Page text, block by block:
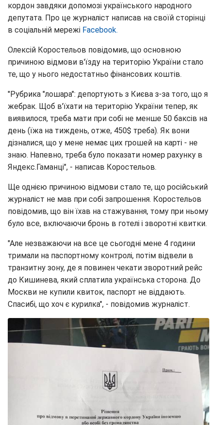
кордон завдяки допомозі українського народного
депутата. Про це журналіст написав на своїй сторінці
в соціальній мережі Facebook.
Олексій Коростельов повідомив, що основною
причиною відмови в'їзду на територію України стало
те, що у нього недостатньо фінансових коштів.
"Рубрика "лошара": депортують з Києва з-за того, що я
жебрак. Щоб в'їхати на територію України тепер, як
виявилося, треба мати при собі не менше 50 баксів на
день (їжа на тиждень, отже, 450$ треба). Як вони
дізналися, що у мене немає цих грошей на карті - не
знаю. Напевно, треба було показати номер рахунку в
Яндекс.Гаманці", - написав Коростельов.
Ще однією причиною відмови стало те, що російський
журналіст не мав при собі запрошення. Коростельов
повідомив, що він їхав на стажування, тому при ньому
було все, включаючи бронь в готелі і зворотні квитки.
"Але незважаючи на все це сьогодні мене 4 години
тримали на паспортному контролі, потім відвели в
транзитну зону, де я повинен чекати зворотний рейс
до Кишинева, який сплатила українська сторона. До
Москви не купили квиток, паспорт не віддають.
Спасибі, що хоч є курилка", - повідомив журналіст.